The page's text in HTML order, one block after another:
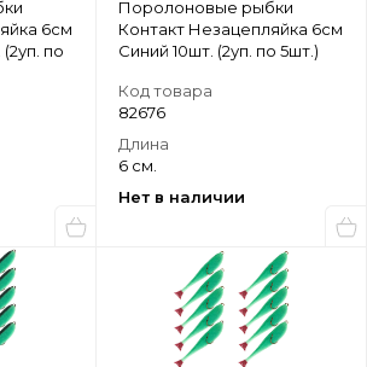
6см
по
Поролоновые рыбки
Контакт Незацепляйка 6см
Синий 10шт. (2уп. по 5шт.)
Код товара
82676
Длина
6 см.
Нет в наличии